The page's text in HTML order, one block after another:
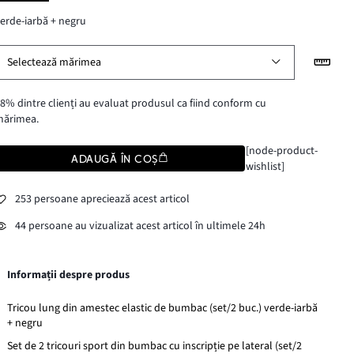
iarbă + negru
Selectează mărimea
dintre clienți au evaluat produsul ca fiind conform cu
ADAUGĂ ÎN COȘ
[node-product-
wishlist]
253 persoane apreciează acest articol
44 persoane au vizualizat acest articol în ultimele 24h
Informații despre produs
Tricou lung din amestec elastic de bumbac (set/2 buc.) verde-iarbă
+ negru
Set de 2 tricouri sport din bumbac cu inscripție pe lateral (set/2